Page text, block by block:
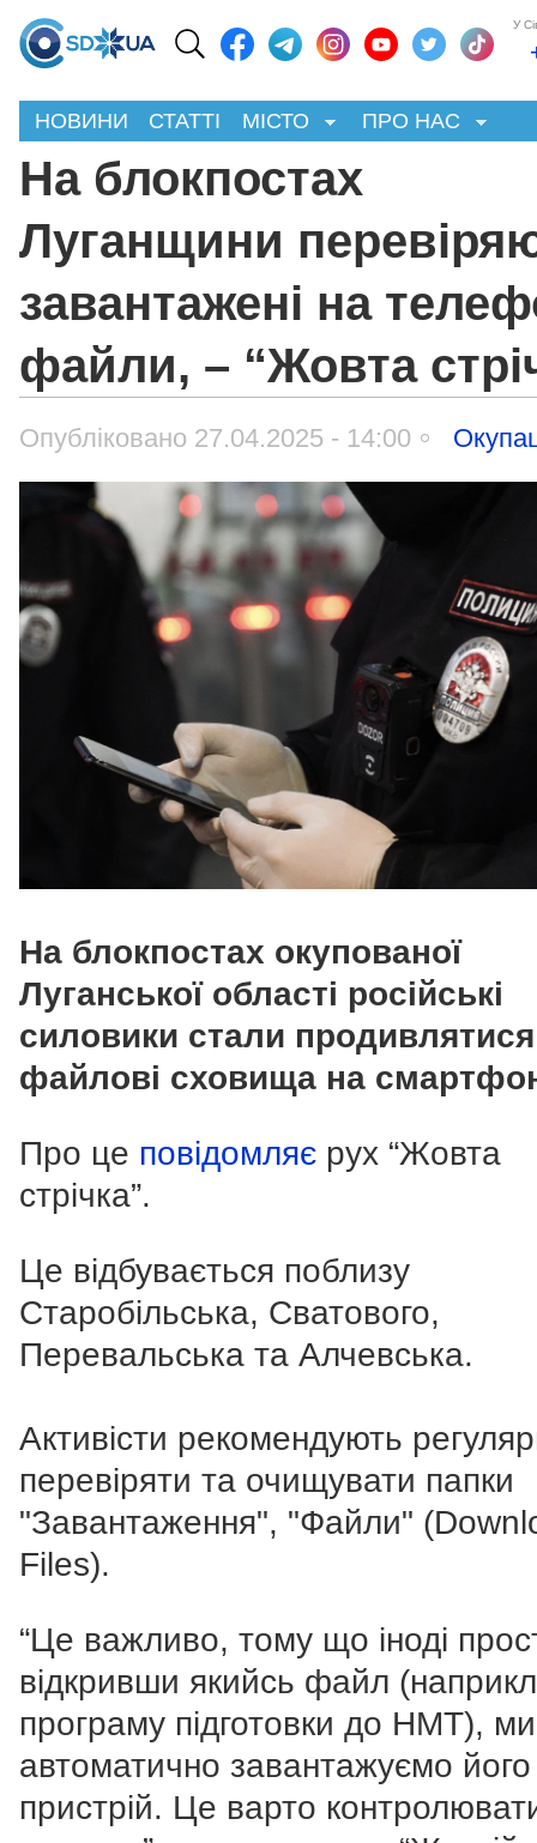
У
НОВИНИ СТАТТІ МІСТО ПРО НАС
На блокпостах
Луганщини
завантажені на
файли, – “Жовта
Опубліковано 27.04.2025 - 14:00
На блокпостах окупованої
Луганської області російські
силовики стали продивлятися
файлові сховища на
Про це повідомляє рух “Жовта
стрічка”.
Це відбувається поблизу
Старобільська, Сватового,
Перевальська та Алчевська.
Активісти рекомендують
перевіряти та очищувати папки
"Завантаження", "Файли"
Files).
“Це важливо, тому що іноді
відкривши якийсь файл
програму підготовки до НМТ),
автоматично завантажуємо
пристрій. Це варто